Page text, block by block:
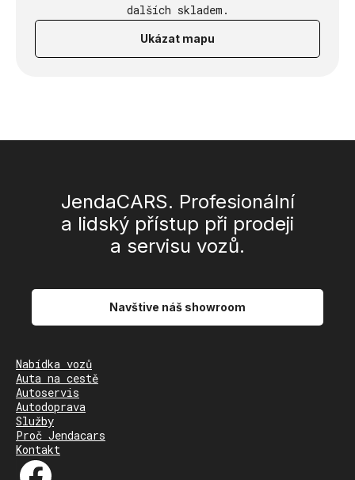
dalších skladem.
Ukázat mapu
JendaCARS. Profesionální
a lidský přístup při prodeji
a servisu vozů.
Navštive náš showroom
Nabídka vozů
Auta na cestě
Autoservis
Autodoprava
Služby
Proč Jendacars
Kontakt